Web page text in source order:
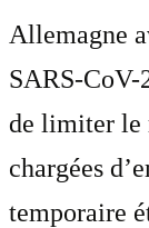
Allemagne
SARS-CoV-
de limiter le
chargées
temporaire